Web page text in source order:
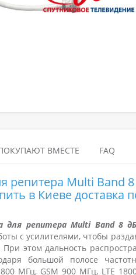
ВМЕСТЕ FAQ
репитера Multi Band
в Киеве доставка
репитера Multi Band 8 дБ
с усилителями, чтобы
этом дальность
большой полосе
МГц, GSM 900 МГц, LTE